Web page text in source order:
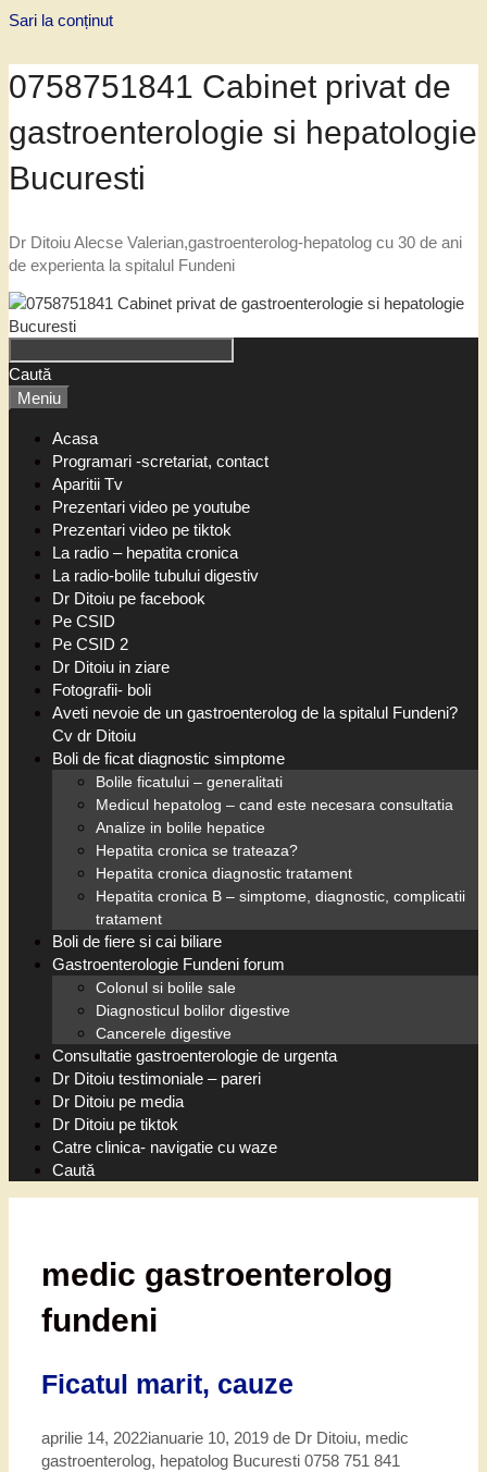
Sari la conținut
0758751841 Cabinet privat de
gastroenterologie si hepatologie
Bucuresti
Dr Ditoiu Alecse Valerian,gastroenterolog-hepatolog cu 30 de ani
de experienta la spitalul Fundeni
Caută
Meniu
Acasa
Programari -scretariat, contact
Aparitii Tv
Prezentari video pe youtube
Prezentari video pe tiktok
La radio – hepatita cronica
La radio-bolile tubului digestiv
Dr Ditoiu pe facebook
Pe CSID
Pe CSID 2
Dr Ditoiu in ziare
Fotografii- boli
Aveti nevoie de un gastroenterolog de la spitalul Fundeni?
Cv dr Ditoiu
Boli de ficat diagnostic simptome
Bolile ficatului – generalitati
Medicul hepatolog – cand este necesara consultatia
Analize in bolile hepatice
Hepatita cronica se trateaza?
Hepatita cronica diagnostic tratament
Hepatita cronica B – simptome, diagnostic, complicatii
tratament
Boli de fiere si cai biliare
Gastroenterologie Fundeni forum
Colonul si bolile sale
Diagnosticul bolilor digestive
Cancerele digestive
Consultatie gastroenterologie de urgenta
Dr Ditoiu testimoniale – pareri
Dr Ditoiu pe media
Dr Ditoiu pe tiktok
Catre clinica- navigatie cu waze
Caută
medic gastroenterolog
fundeni
Ficatul marit, cauze
aprilie 14, 2022ianuarie 10, 2019 de Dr Ditoiu, medic
gastroenterolog, hepatolog Bucuresti 0758 751 841